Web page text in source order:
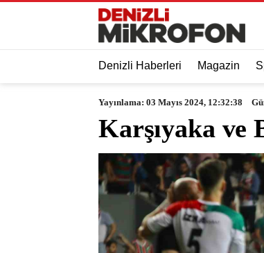
Denizli Haberleri Magazin
Yayınlama: 03 Mayıs 2024, 12:32:38
Karşıyaka ve